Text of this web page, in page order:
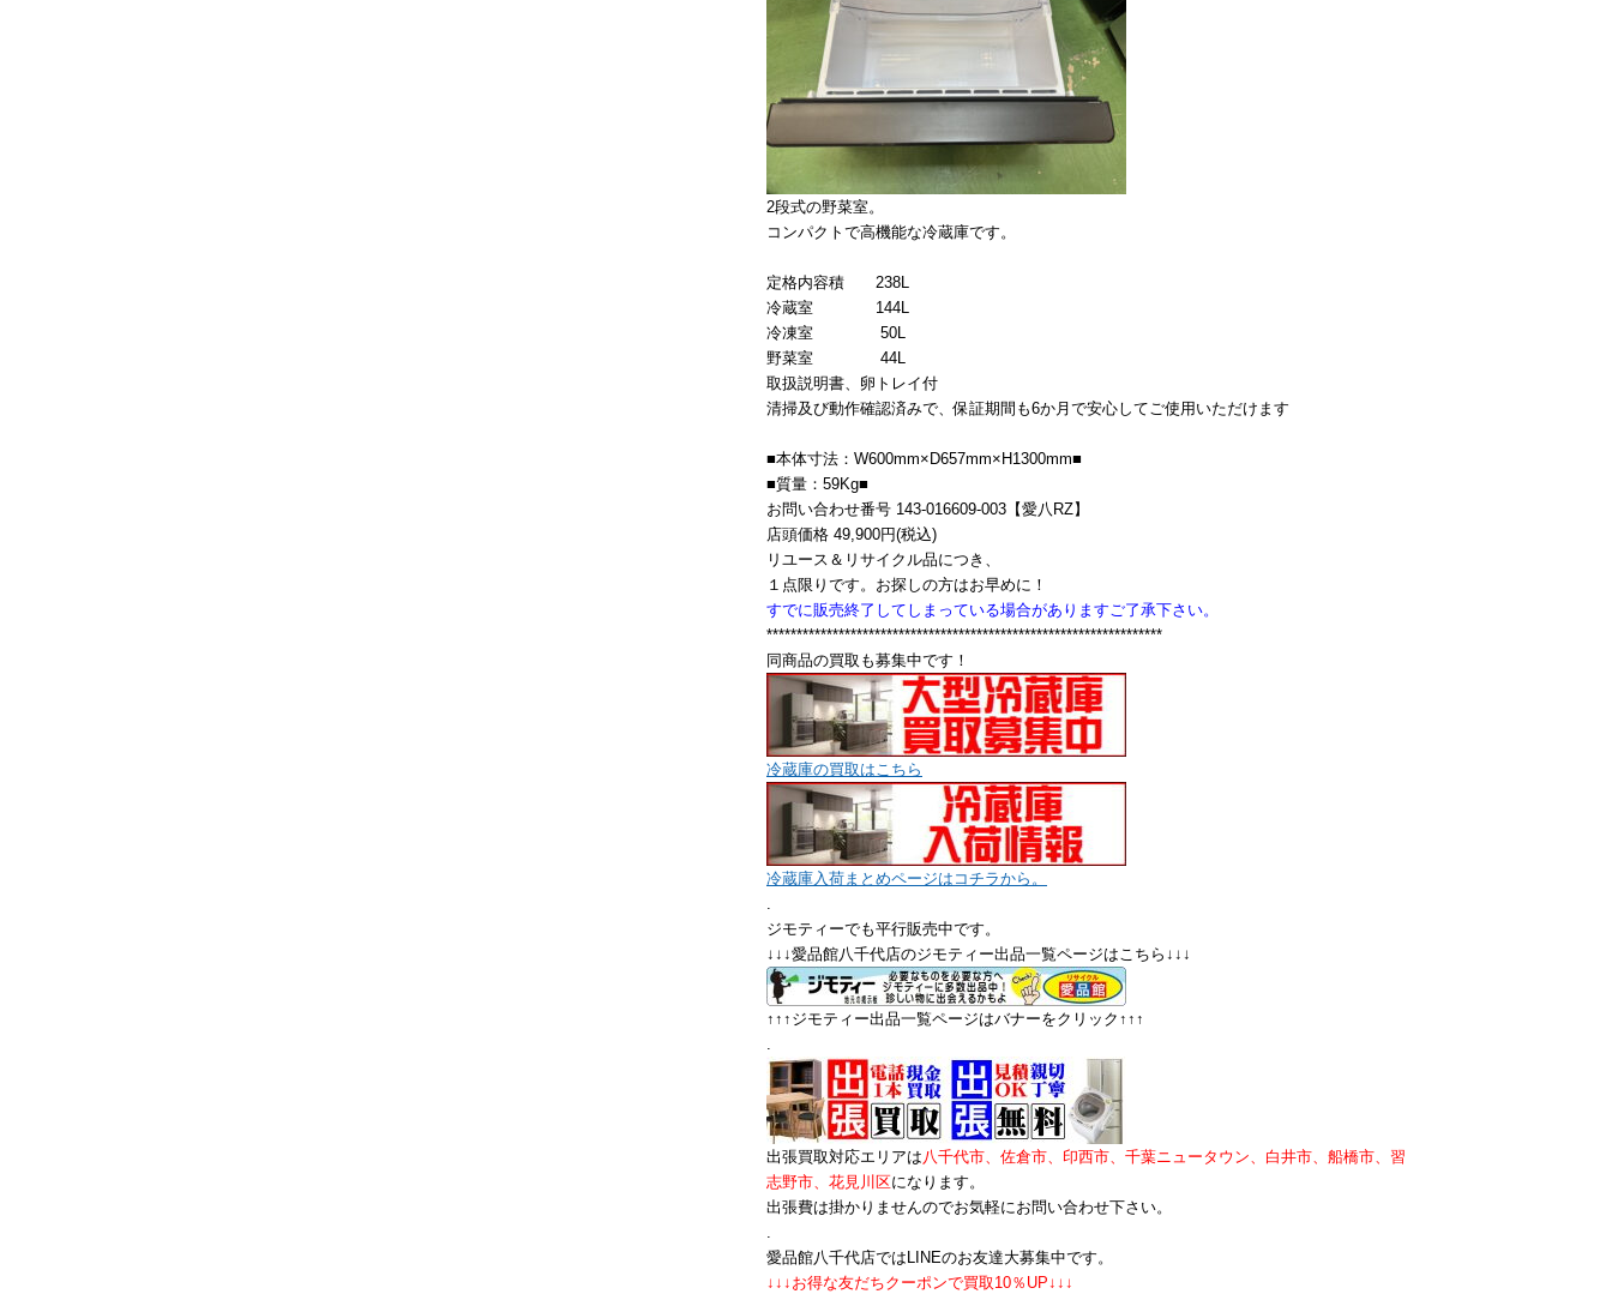
2段式の野菜室。
コンパクトで高機能な冷蔵庫です。
定格内容積 238L
冷蔵室 144L
冷凍室 50L
野菜室 44L
取扱説明書、卵トレイ付
清掃及び動作確認済みで、保証期間も6か月で安心してご使用いただけます
■本体寸法：W600mm×D657mm×H1300mm■
■質量：59Kg■
お問い合わせ番号 143-016609-003【愛八RZ】
店頭価格 49,900円(税込)
リユース＆リサイクル品につき、
１点限りです。お探しの方はお早めに！
すでに販売終了してしまっている場合がありますご了承下さい。
******************************************************************
同商品の買取も募集中です！
冷蔵庫の買取はこちら
冷蔵庫入荷まとめページはコチラから。
.
ジモティーでも平行販売中です。
↓↓↓愛品館八千代店のジモティー出品一覧ページはこちら↓↓↓
↑↑↑ジモティー出品一覧ページはバナーをクリック↑↑↑
.
出張買取対応エリアは八千代市、佐倉市、印西市、千葉ニュータウン、白井市、船橋市、習
志野市、花見川区になります。
出張費は掛かりませんのでお気軽にお問い合わせ下さい。
.
愛品館八千代店ではLINEのお友達大募集中です。
↓↓↓お得な友だちクーポンで買取10％UP↓↓↓